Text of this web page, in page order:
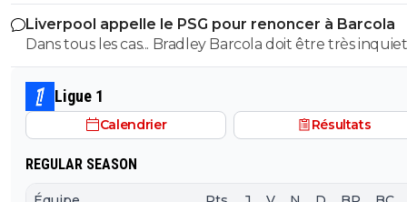
Liverpool appelle le PSG pour renoncer à Barcola
Dans tous les cas... Bradley Barcola doit être très inquiet.
qui est vraiment compréhensible lorsque l'on sait
le PSG a traiter Kylian Mbappé lorsqu'il avait voulu
PSG.
Ligue 1
Calendrier Résultats
REGULAR SEASON